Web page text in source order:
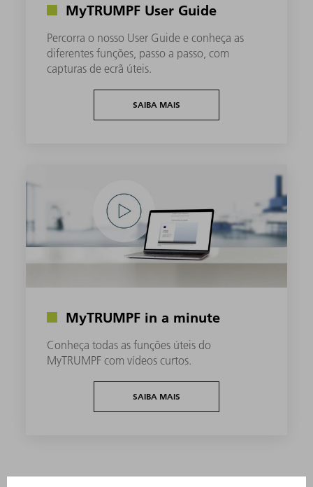
MyTRUMPF User Guide
Percorra o nosso User Guide e conheça as
diferentes funções, passo a passo, com
capturas de ecrã úteis.
SAIBA MAIS
MyTRUMPF in a minute
Conheça todas as funções úteis do
MyTRUMPF com vídeos curtos.
SAIBA MAIS